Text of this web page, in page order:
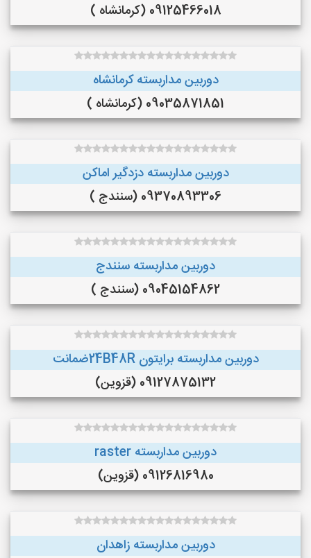
09125466018 (کرمانشاه )
دوربین مداربسته کرمانشاه
09035871851 (کرمانشاه )
دوربین مداربسته دزدگیر اماکن
09370893306 (سنندج )
دوربین مداربسته سنندج
09045154862 (سنندج )
دوربین مداربسته برایتون 24B48Rضمانت
09127875132 (قزوین)
دوربین مداربسته raster
09126816980 (قزوین)
دوربین مداربسته زاهدان